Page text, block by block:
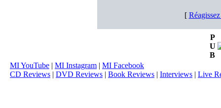
[
P
U
B
MI YouTube | MI Instagram | MI Facebook
CD Reviews | DVD Reviews | Book Reviews | Interviews | Live